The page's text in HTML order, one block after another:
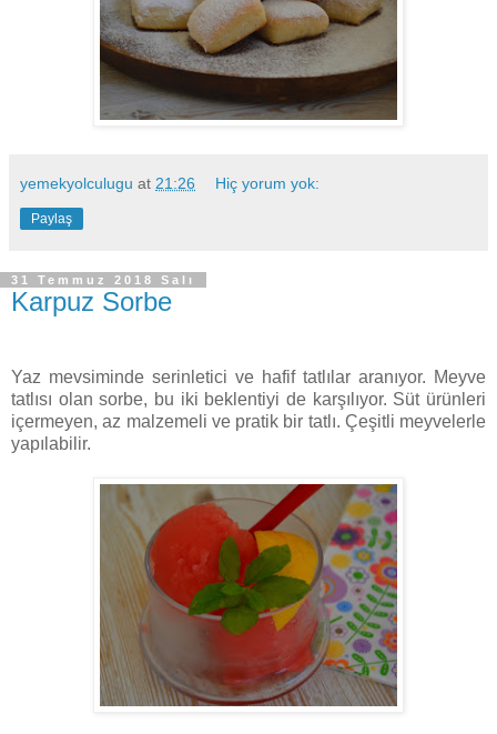
yemekyolculugu at 21:26 Hiç yorum yok:
Paylaş
31 Temmuz 2018 Salı
Karpuz Sorbe
Yaz mevsiminde serinletici ve hafif tatlılar aranıyor. Meyve
tatlısı olan sorbe, bu iki beklentiyi de karşılıyor. Süt ürünleri
içermeyen, az malzemeli ve pratik bir tatlı. Çeşitli meyvelerle
yapılabilir.